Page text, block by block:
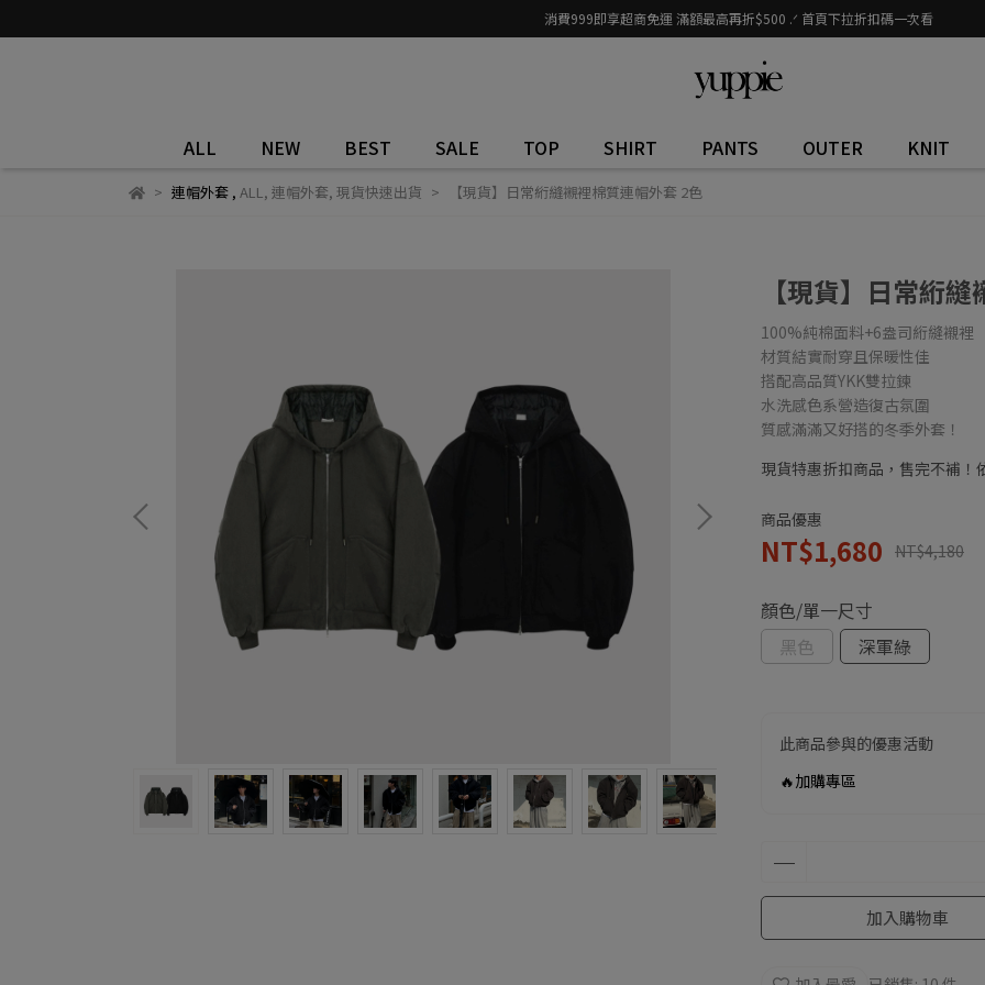
消費999即享超商免運 滿額最高再折$500 .ᐟ 首頁下拉折扣碼一次看
ALL NEW BEST SALE TOP SHIRT PANTS OUTER KNIT
連帽外套, ALL, 連帽外套, 現貨快速出貨 【現貨】日常絎縫襯裡棉質連帽外套 2色
【現貨】日常絎
100%純棉面料+6盎司絎縫襯裡
材質結實耐穿且保暖性佳
搭配高品質YKK雙拉鍊
水洗感色系營造復古氛圍
質感滿滿又好搭的冬季外套！
現貨特惠折扣商品，售完不補！
商品優惠
NT$1,680 NT$4,180
顏色/單一尺寸
黑色
深軍綠
此商品參與的優惠活動
🔥加購專區
加入購物車